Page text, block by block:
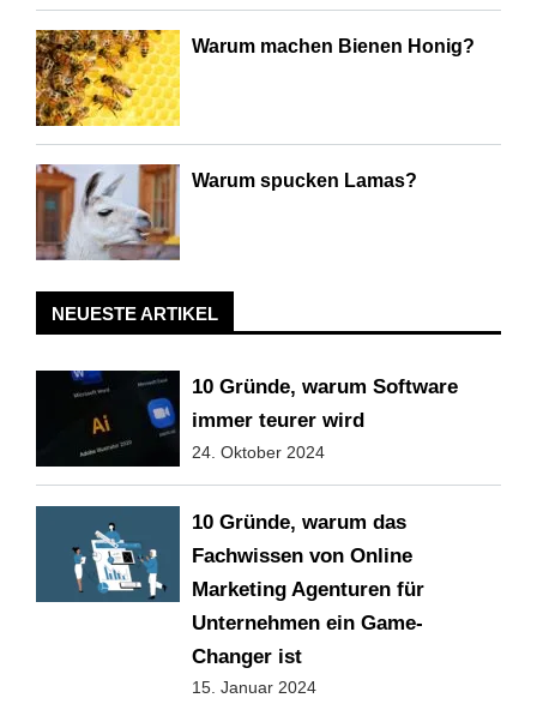
Warum machen Bienen Honig?
Warum spucken Lamas?
NEUESTE ARTIKEL
10 Gründe, warum Software
immer teurer wird
24. Oktober 2024
10 Gründe, warum das
Fachwissen von Online
Marketing Agenturen für
Unternehmen ein Game-
Changer ist
15. Januar 2024